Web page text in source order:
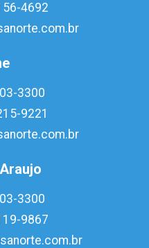
4692
3300
9221
3300
9867